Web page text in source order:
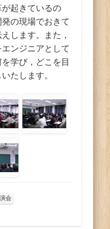
起きているの
の現場でおきて
します。また，
ンジニアとして
学び，どこを目
たします。
会